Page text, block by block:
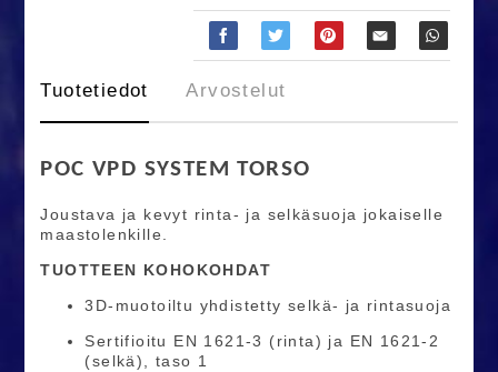
Tuotetiedot Arvostelut
POC VPD SYSTEM TORSO
Joustava ja kevyt rinta- ja selkäsuoja jokaiselle
maastolenkille.
TUOTTEEN KOHOKOHDAT
3D-muotoiltu yhdistetty selkä- ja rintasuoja
Sertifioitu EN 1621-3 (rinta) ja EN 1621-2
(selkä), taso 1